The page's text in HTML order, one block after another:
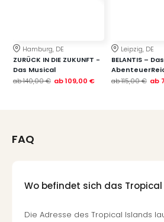
Hamburg, DE
ZURÜCK IN DIE ZUKUNFT -
Das Musical
ab140,00 € ab109,00 €
Leipzig, DE
BELANTIS – Das
ab115,00 € ab
FAQ
Wo befindet sich das
Die Adresse des Tropical Islands